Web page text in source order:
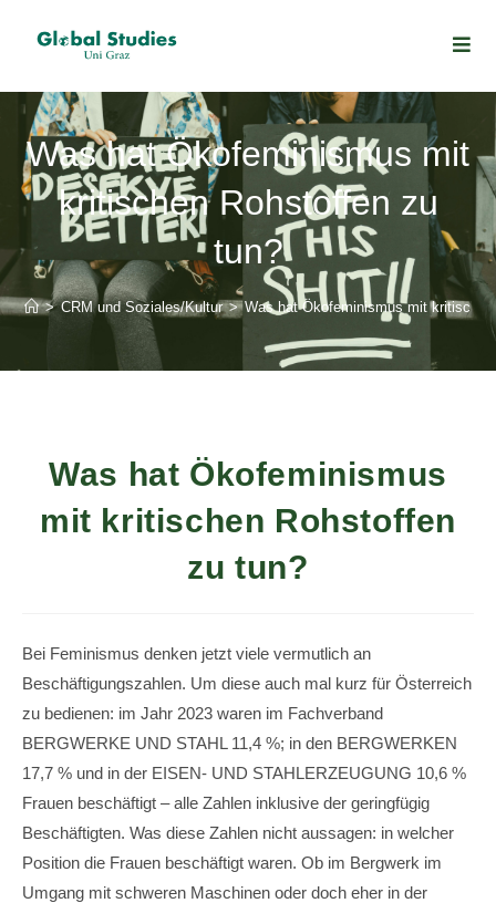
Was hat Ökofeminismus mit
kritischen Rohstoffen zu
tun?
> CRM und Soziales/Kultur > Was hat Ökofeminismus mit
Was hat Ökofeminismus
mit kritischen Rohstoffen
zu tun?
Bei Feminismus denken jetzt viele vermutlich an
Beschäftigungszahlen. Um diese auch mal kurz für Österreich
zu bedienen: im Jahr 2023 waren im Fachverband
BERGWERKE UND STAHL 11,4 %; in den BERGWERKEN
17,7 % und in der EISEN- UND STAHLERZEUGUNG 10,6 %
Frauen beschäftigt – alle Zahlen inklusive der geringfügig
Beschäftigten. Was diese Zahlen nicht aussagen: in welcher
Position die Frauen beschäftigt waren. Ob im Bergwerk im
Umgang mit schweren Maschinen oder doch eher in der